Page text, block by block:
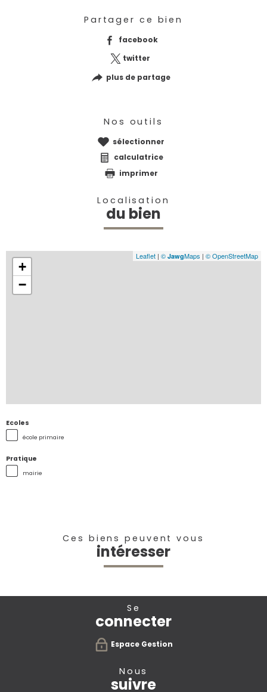
Partager ce bien
facebook
twitter
plus de partage
Nos outils
sélectionner
calculatrice
imprimer
Localisation
du bien
+
−
Leaflet | © JawgMaps | © OpenStreetMap
Ecoles
école primaire
Pratique
mairie
Ces biens peuvent vous
intéresser
se
connecter
Espace Gestion
nous
suivre